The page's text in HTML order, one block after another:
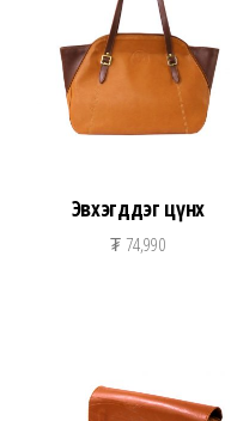
Эвхэгддэг цүнх
₮ 74,990